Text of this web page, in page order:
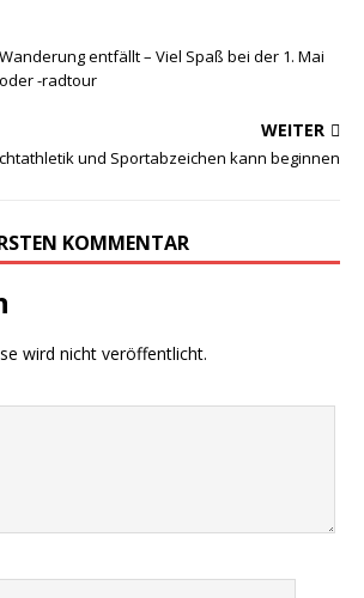
entfällt – Viel Spaß bei der 1. Mai
-radtour
WEITER
und Sportabzeichen kann beginnen
KOMMENTAR
wird nicht veröffentlicht.